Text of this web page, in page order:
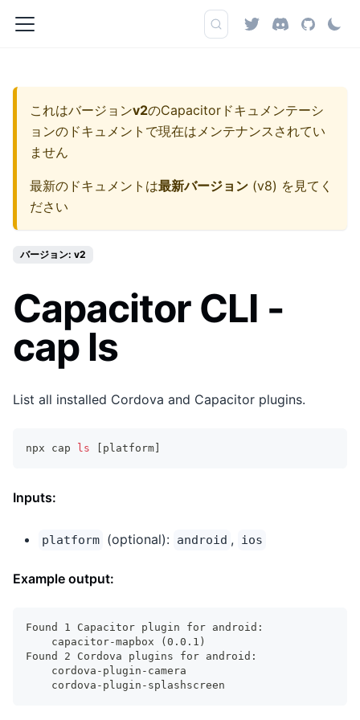
これはバージョンv2のCapacitorドキュメンテーシ
ョンのドキュメントで現在はメンテナンスされてい
ません
最新のドキュメントは最新バージョン (v8) を見てく
ださい
バージョン: v2
Capacitor CLI -
cap ls
List all installed Cordova and Capacitor plugins.
npx cap ls platform
Inputs:
platform (optional): android , ios
Example output:
Found 1 Capacitor plugin for android:
    capacitor-mapbox (0.0.1)
Found 2 Cordova plugins for android:
    cordova-plugin-camera
    cordova-plugin-splashscreen